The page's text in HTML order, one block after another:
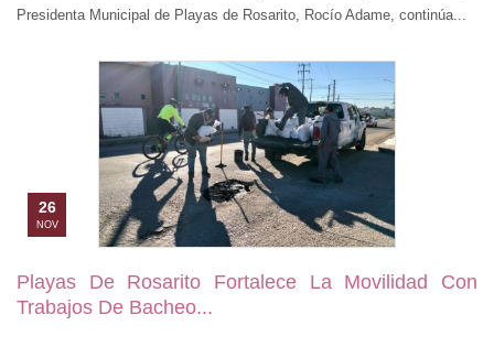
Presidenta Municipal de Playas de Rosarito, Rocío Adame, continúa...
26
NOV
Playas De Rosarito Fortalece La Movilidad Con
Trabajos De Bacheo...